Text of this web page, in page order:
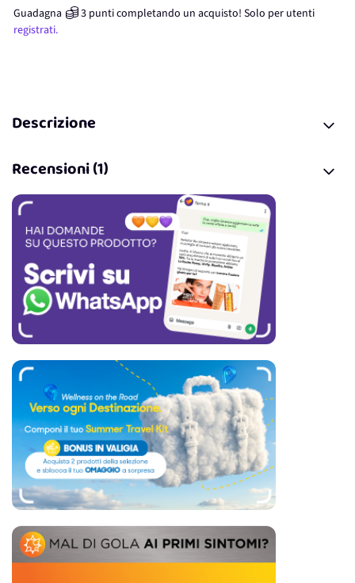
Guadagna 3 punticompletando un acquisto! Solo per utenti
registrati.
Descrizione
Recensioni (1)